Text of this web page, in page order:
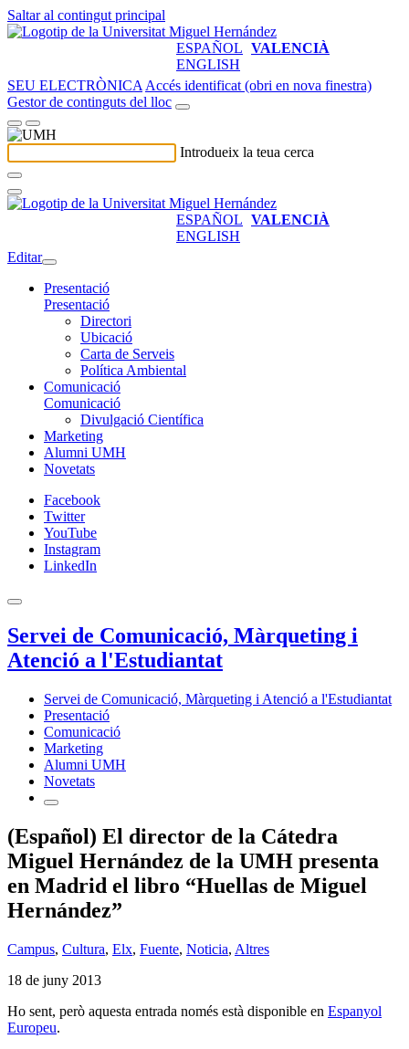
Saltar al contingut principal
ESPAÑOL VALENCIÀ
ENGLISH
SEU ELECTRÒNICA Accés identificat (obri en nova finestra)
Gestor de continguts del lloc
Introdueix la teua cerca
ESPAÑOL VALENCIÀ
ENGLISH
Editar
Presentació
Presentació
Directori
Ubicació
Carta de Serveis
Política Ambiental
Comunicació
Comunicació
Divulgació Científica
Marketing
Alumni UMH
Novetats
Facebook
Twitter
YouTube
Instagram
LinkedIn
Servei de Comunicació, Màrqueting i
Atenció a l'Estudiantat
Servei de Comunicació, Màrqueting i Atenció a l'Estudiantat
Presentació
Comunicació
Marketing
Alumni UMH
Novetats
(Español) El director de la Cátedra
Miguel Hernández de la UMH presenta
en Madrid el libro “Huellas de Miguel
Hernández”
Campus, Cultura, Elx, Fuente, Noticia, Altres
18 de juny 2013
Ho sent, però aquesta entrada només està disponible en Espanyol
Europeu.